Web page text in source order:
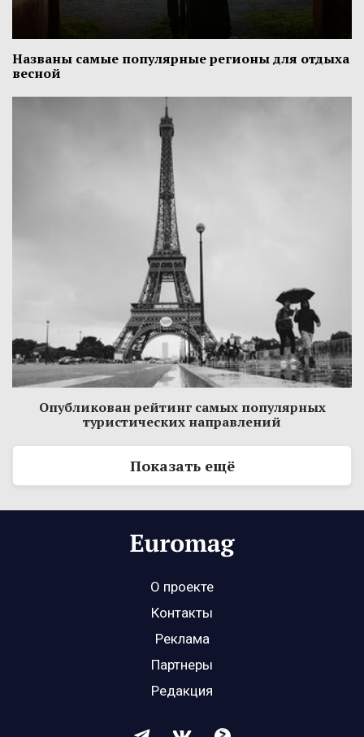
Названы самые популярные регионы для отдыха
весной
Опубликован рейтинг самых популярных
туристических направлений
Показать ещё
О проекте
Контакты
Реклама
Партнеры
Редакция